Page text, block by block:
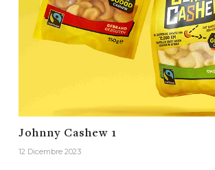
Johnny Cashew 1
12 Dicembre 2023